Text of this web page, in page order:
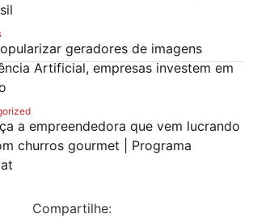
geradores de imagens
Artificial, empresas investem em
a empreendedora que vem lucrando
churros gourmet | Programa
Compartilhe: